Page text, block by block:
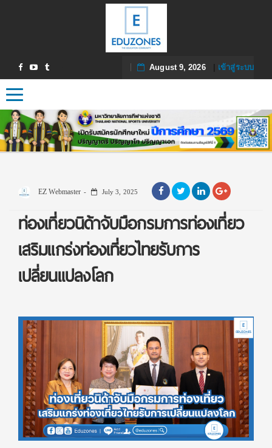
August 9, 2026| เข้าสู่ระบบ
Toggle navigation
EZ Webmaster July 3, 2025
ท่องเที่ยวนิด้าจับมือกรมการท่องเที่ยว
เสริมแกร่งท่องเที่ยวไทยรับการ
เปลี่ยนแปลงโลก